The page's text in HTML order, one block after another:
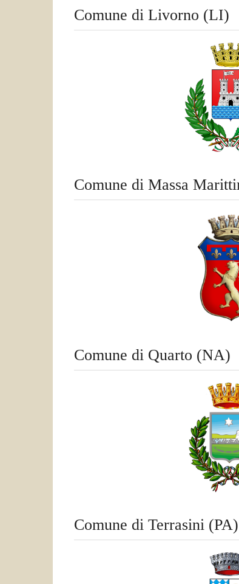
Comune di Livorno (LI)
Comune di Massa
Comune di Quarto (NA)
Comune di Terrasini (PA)